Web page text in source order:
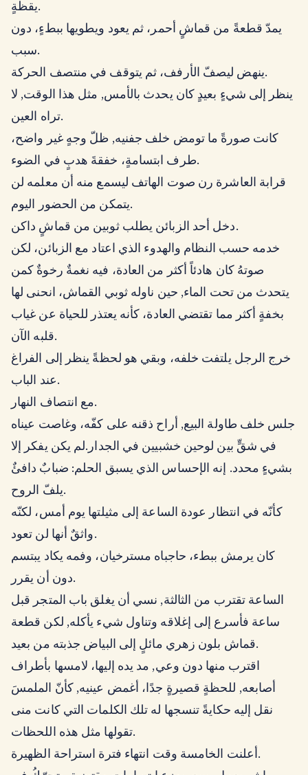
يقظةٍ.
يمدّ قطعةً من قماشٍ أحمر، ثم يعود ويطويها ببطءٍ، دون
سبب.
ينهض ليصفّ الأرفف، ثم يتوقف في منتصف الحركة.
ينظر إلى شيءٍ بعيدٍ كان يحدث بالأمس, مثل هذا الوقت, لا
تراه العين.
كانت صورةً ما تومض خلف جفنيه, ظلّ وجهٍ غير واضح،
طرف ابتسامةٍ، خفقةَ هدبٍ في الضوء.
قرابة العاشرة رن صوت الهاتف ليسمع منه أن معلمه لن
يتمكن من الحضور اليوم.
دخل أحد الزبائن يطلب ثوبين من قماشٍ داكن.
خدمه حسب النظام والهدوء الذي اعتاد مع الزبائن، لكن
صوتهُ كان هادئاً أكثر من العادة، فيه نغمةٌ رخوةٌ كمن
يتحدث من تحت الماء, حين ناوله ثوبي القماش، انحنى لها
بخفةٍ أكثر مما تقتضي العادة، كأنه يعتذر للحياة عن غياب
قلبه الآن.
خرج الرجل يلتفت خلفه، وبقي هو لحظةً ينظر إلى الفراغ
عند الباب.
مع انتصاف النهار.
جلس خلف طاولة البيع, أراح ذقنه على كفّه، وغاصت عيناه
في شقٍّ بين لوحين خشبيين في الجدار.لم يكن يفكر إلا
بشيءٍ محدد. إنه الإحساس الذي يسبق الحلم: ضبابٌ دافئٌ
يلفّ الروح.
كأنّه في انتظار عودة الساعة إلى مثيلتها يوم أمس، لكنّه
واثقٌ أنها لن تعود.
كان يرمش ببطء، حاجباه مسترخيان، وفمه يكاد يبتسم
دون أن يقرر.
الساعة تقترب من الثالثة, نسي أن يغلق باب المتجر قبل
ساعة فأسرع إلى إغلاقه وتناول شيء يأكله, لكن قطعة
قماش بلون زهري مائلٍ إلى البياض جذبته من بعيد.
اقترب منها دون وعي, مد يده إليها، لامسها بأطراف
أصابعه, للحظةٍ قصيرةٍ جدًا، أغمض عينيه, كأنّ الملمسَ
نقل إليه حكايةً تنسجها له تلك الكلمات التي كانت منى
تقولها مثل هذه اللحظات.
أعلنت الخامسة وقت انتهاء فترة استراحة الظهيرة.